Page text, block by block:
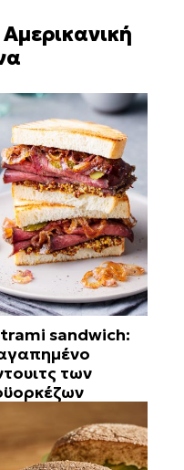
Αμερικανική
sandwich:
των